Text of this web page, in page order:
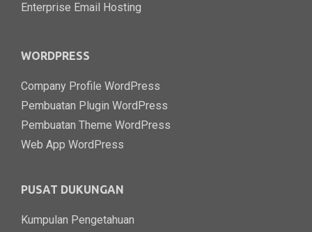
Enterprise Email Hosting
WORDPRESS
Company Profile WordPress
Pembuatan Plugin WordPress
Pembuatan Theme WordPress
Web App WordPress
PUSAT DUKUNGAN
Kumpulan Pengetahuan